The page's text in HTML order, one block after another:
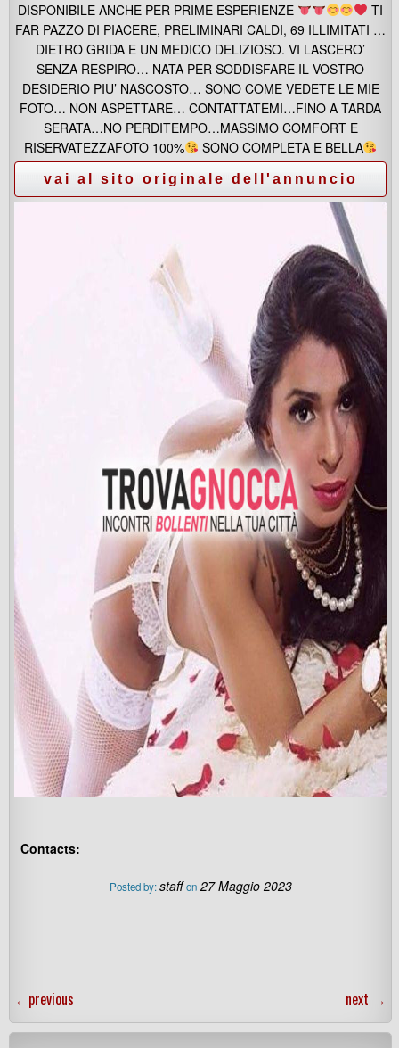
DISPONIBILE ANCHE PER PRIME ESPERIENZE
TI
FAR PAZZO DI PIACERE, PRELIMINARI CALDI, 69 ILLIMITATI …
DIETRO GRIDA E UN MEDICO DELIZIOSO. VI LASCERO’
SENZA RESPIRO… NATA PER SODDISFARE IL VOSTRO
DESIDERIO PIU’ NASCOSTO… SONO COME VEDETE LE MIE
FOTO… NON ASPETTARE… CONTATTATEMI…FINO A TARDA
SERATA…NO PERDITEMPO…MASSIMO COMFORT E
RISERVATEZZAFOTO 100%
SONO COMPLETA E BELLA
Contacts:
Posted by:staff on 27 Maggio 2023
←previous next →